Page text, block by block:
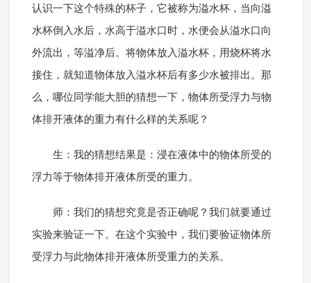
认识一下这个特殊的杯子，它被称为溢水杯，当向溢
水杯倒入水后，水高于溢水口时，水便会从溢水口向
外流出，等溢净后。将物体放入溢水杯，用烧杯将水
接住，就知道物体放入溢水杯后有多少水被排出。那
么，哪位同学能大胆的猜想一下，物体所受浮力与物
体排开液体的重力有什么样的关系呢？
生：我的猜想结果是：浸在液体中的物体所受的
浮力等于物体排开液体所受的重力。
师：我们的猜想究竟是否正确呢？我们就要通过
实验来验证一下。在这个实验中，我们要验证物体所
受浮力与此物体排开液体所受重力的关系。